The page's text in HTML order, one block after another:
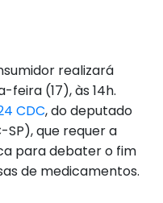
realizará
(17), às 14h.
CDC, do deputado
SP), que requer a
para debater o fim
de medicamentos.